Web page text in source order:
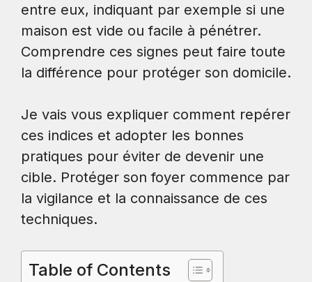
entre eux, indiquant par exemple si une
maison est vide ou facile à pénétrer.
Comprendre ces signes peut faire toute
la différence pour protéger son domicile.
Je vais vous expliquer comment repérer
ces indices et adopter les bonnes
pratiques pour éviter de devenir une
cible. Protéger son foyer commence par
la vigilance et la connaissance de ces
techniques.
Table of Contents